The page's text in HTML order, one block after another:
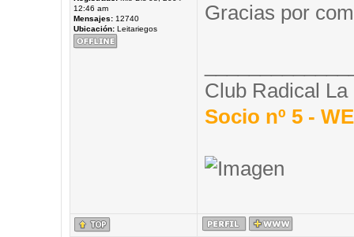
12:46 am
Mensajes:12740
Ubicación:Leitariegos
Gracias por
Club Radical La
Socio nº 5 -